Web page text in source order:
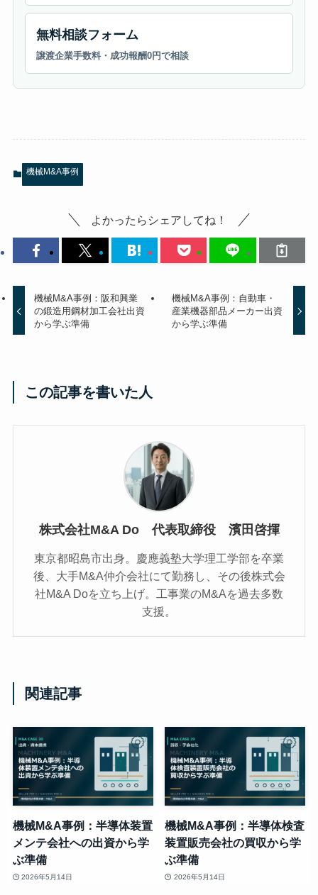
無料相談フォーム
譲渡企業手数料・成功報酬0円で相談
機械M&A事例
よかったらシェアしてね！
機械M&A事例：阪和興業
の鍛造用鋼材加工会社出資
から学ぶ準備
機械M&A事例：自動車・
産業機器部品メーカー出資
から学ぶ準備
この記事を書いた人
株式会社M&A Do 代表取締役 濱田啓揮
東京都昭島市出身。慶應義塾大学理工学部を卒業
後、大手M&A仲介会社にて勤務し、その後株式会
社M&A Doを立ち上げ。工事業のM&Aを過去多数
支援。
関連記事
機械M&A事例：半導体装置
メンテ会社への出資から学
ぶ準備
2026年5月14日
機械M&A事例：半導体検査
装置販売会社の買収から学
ぶ準備
2026年5月14日